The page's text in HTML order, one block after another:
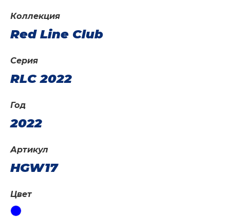
Год
2022
Коллекция
Red Line Club
Артикул
HGW17
Серия
RLC 2022
Цвет